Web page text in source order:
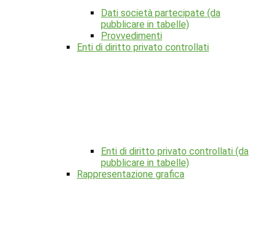
Dati società partecipate (da
pubblicare in tabelle)
Provvedimenti
Enti di diritto privato controllati
Enti di diritto privato controllati (da
pubblicare in tabelle)
Rappresentazione grafica